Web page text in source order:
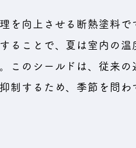
を向上させる断熱塗料で
ることで、夏は室内の温
このシールドは、従来の
制するため、季節を問わ